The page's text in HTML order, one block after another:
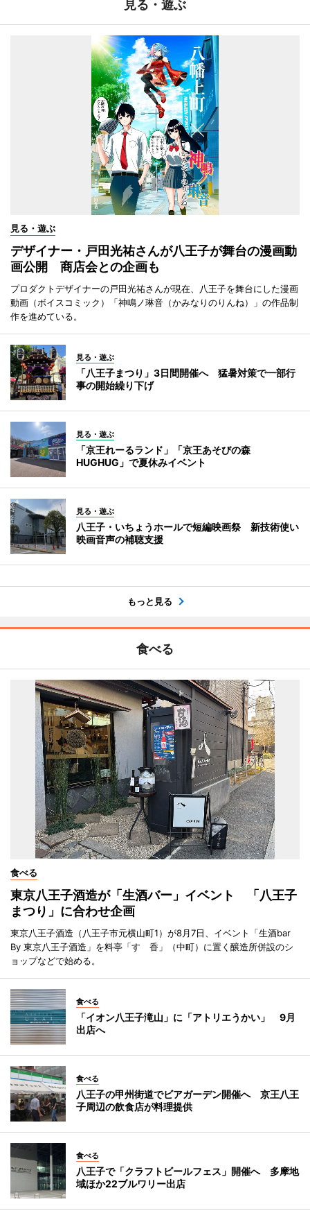
見る・遊ぶ
見る・遊ぶ
デザイナー・戸田光祐さんが八王子が舞台の漫画動
画公開 商店会との企画も
プロダクトデザイナーの戸田光祐さんが現在、八王子を舞台にした漫画
動画（ボイスコミック）「神鳴ノ琳音（かみなりのりんね）」の作品制
作を進めている。
見る・遊ぶ
「八王子まつり」3日間開催へ 猛暑対策で一部行
事の開始繰り下げ
見る・遊ぶ
「京王れーるランド」「京王あそびの森
HUGHUG」で夏休みイベント
見る・遊ぶ
八王子・いちょうホールで短編映画祭 新技術使い
映画音声の補聴支援
もっと見る
食べる
食べる
東京八王子酒造が「生酒バー」イベント 「八王子
まつり」に合わせ企画
東京八王子酒造（八王子市元横山町1）が8月7日、イベント「生酒bar
By 東京八王子酒造」を料亭「すゞ香」（中町）に置く醸造所併設のシ
ョップなどで始める。
食べる
「イオン八王子滝山」に「アトリエうかい」 9月
出店へ
食べる
八王子の甲州街道でビアガーデン開催へ 京王八王
子周辺の飲食店が料理提供
食べる
八王子で「クラフトビールフェス」開催へ 多摩地
域ほか22ブルワリー出店